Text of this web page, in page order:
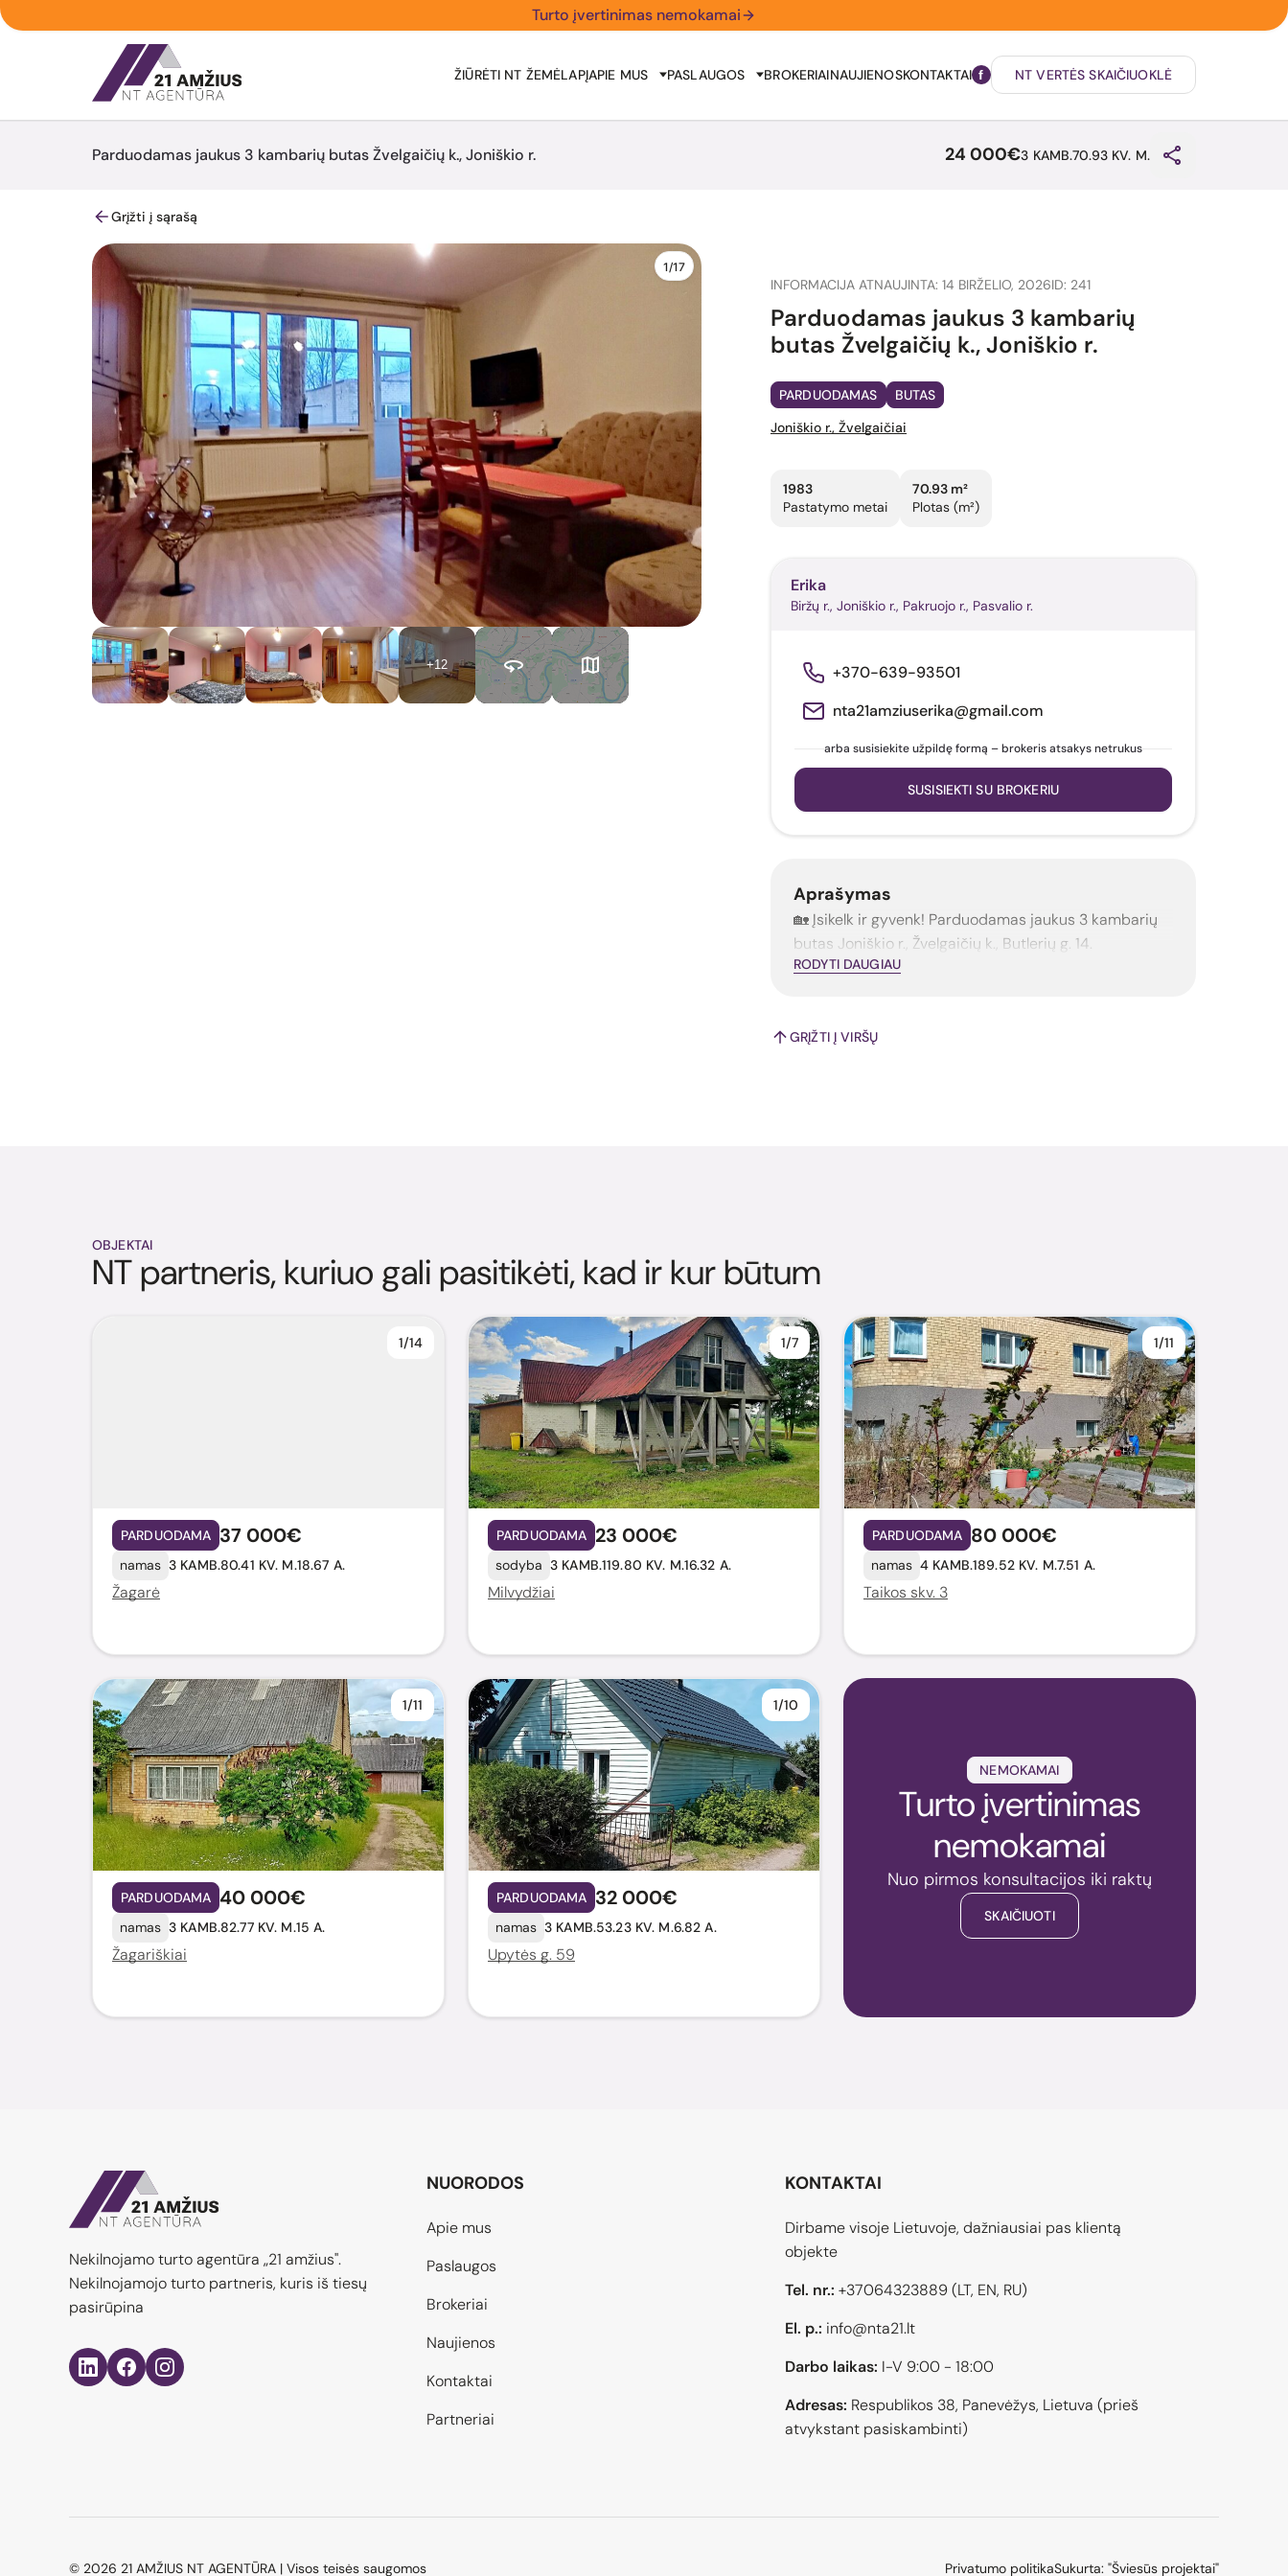
Turto įvertinimas nemokamai
ŽIŪRĖTI NT ŽEMĖLAPĮAPIE MUS PASLAUGOS BROKERIAINAUJIENOSKONTAKTAI NT VERTĖS SKAIČIUOKLĖ
Parduodamas jaukus 3 kambarių butas Žvelgaičių k., Joniškio r. 24 000€3 KAMB.70.93 KV. M.
Grįžti į sąrašą
1/17
+12
INFORMACIJA ATNAUJINTA: 14 BIRŽELIO, 2026ID: 241
Parduodamas jaukus 3 kambarių
butas Žvelgaičių k., Joniškio r.
PARDUODAMAS
BUTAS
Joniškio r., Žvelgaičiai
1983
Pastatymo metai
70.93 m²
Plotas (m²)
Erika
Biržų r., Joniškio r., Pakruojo r., Pasvalio r.
+370-639-93501
nta21amziuserika@gmail.com
arba susisiekite užpildę formą – brokeris atsakys netrukus
SUSISIEKTI SU BROKERIU
Aprašymas
🏡 Įsikelk ir gyvenk! Parduodamas jaukus 3 kambarių
butas Joniškio r., Žvelgaičių k., Butlerių g. 14.
RODYTI DAUGIAU
GRĮŽTI Į VIRŠŲ
OBJEKTAI
NT partneris, kuriuo gali pasitikėti, kad ir kur būtum
1/14
PARDUODAMA 37 000€
namas 3 KAMB.80.41 KV. M.18.67 A.
Žagarė
1/7
PARDUODAMA 23 000€
sodyba 3 KAMB.119.80 KV. M.16.32 A.
Milvydžiai
1/11
PARDUODAMA 80 000€
namas 4 KAMB.189.52 KV. M.7.51 A.
Taikos skv. 3
1/11
PARDUODAMA 40 000€
namas 3 KAMB.82.77 KV. M.15 A.
Žagariškiai
1/10
PARDUODAMA 32 000€
namas 3 KAMB.53.23 KV. M.6.82 A.
Upytės g. 59
NEMOKAMAI
Turto įvertinimas
nemokamai
Nuo pirmos konsultacijos iki raktų
SKAIČIUOTI
Nekilnojamo turto agentūra „21 amžius".
Nekilnojamojo turto partneris, kuris iš tiesų
pasirūpina
NUORODOS
Apie mus
Paslaugos
Brokeriai
Naujienos
Kontaktai
Partneriai
KONTAKTAI
Dirbame visoje Lietuvoje, dažniausiai pas klientą
objekte
Tel. nr.: +37064323889(LT, EN, RU)
El. p.: info@nta21.lt
Darbo laikas: I-V 9:00 - 18:00
Adresas: Respublikos 38, Panevėžys, Lietuva (prieš
atvykstant pasiskambinti)
© 2026 21 AMŽIUS NT AGENTŪRA | Visos teisės saugomos Privatumo politikaSukurta: "Šviesūs projektai"